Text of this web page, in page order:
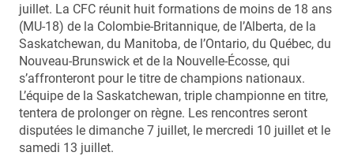
juillet. La CFC réunit huit formations de moins de 18 ans
(MU-18) de la Colombie-Britannique, de l’Alberta, de la
Saskatchewan, du Manitoba, de l’Ontario, du Québec, du
Nouveau-Brunswick et de la Nouvelle-Écosse, qui
s’affronteront pour le titre de champions nationaux.
L’équipe de la Saskatchewan, triple championne en titre,
tentera de prolonger on règne. Les rencontres seront
disputées le dimanche 7 juillet, le mercredi 10 juillet et le
samedi 13 juillet.